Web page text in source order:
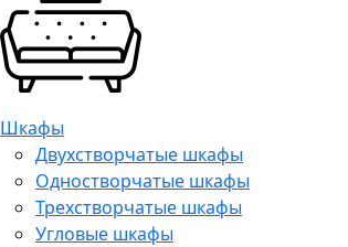
Шкафы
Двухстворчатые шкафы
Одностворчатые шкафы
Трехстворчатые шкафы
Угловые шкафы